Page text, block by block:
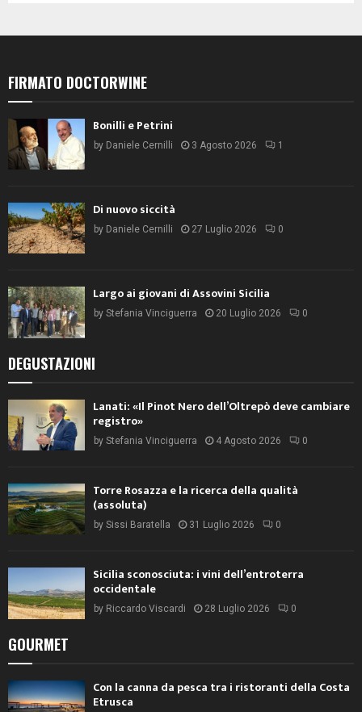
FIRMATO DOCTORWINE
Bonilli e Petrini
by Daniele Cernilli 3 Agosto 2026 1
Di nuovo siccità
by Daniele Cernilli 27 Luglio 2026 0
Largo ai giovani di Assovini Sicilia
by Stefania Vinciguerra 20 Luglio 2026 0
DEGUSTAZIONI
Lanati: «Il Pinot Nero dell’Oltrepò deve cambiare
registro»
by Stefania Vinciguerra 4 Agosto 2026 0
Torre Rosazza e la ricerca della qualità
(assoluta)
by Sissi Baratella 31 Luglio 2026 0
Sicilia sconosciuta: i vini dell’entroterra
occidentale
by Riccardo Viscardi 28 Luglio 2026 0
GOURMET
Con la canna da pesca tra i ristoranti della Costa
Etrusca